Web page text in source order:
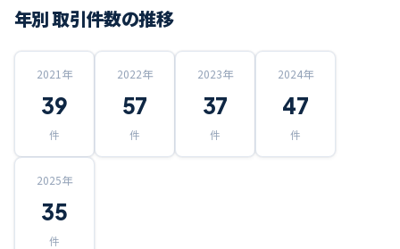
年別 取引件数の推移
2021 年
39
件
2022年
57
件
2023年
37
件
2024年
47
件
2025年
35
件